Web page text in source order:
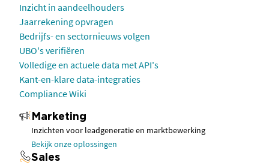
Inzicht in aandeelhouders
Jaarrekening opvragen
Bedrijfs- en sectornieuws volgen
UBO's verifiëren
Volledige en actuele data met API's
Kant-en-klare data-integraties
Compliance Wiki
Marketing
Inzichten voor leadgeneratie en marktbewerking
Bekijk onze oplossingen
Sales